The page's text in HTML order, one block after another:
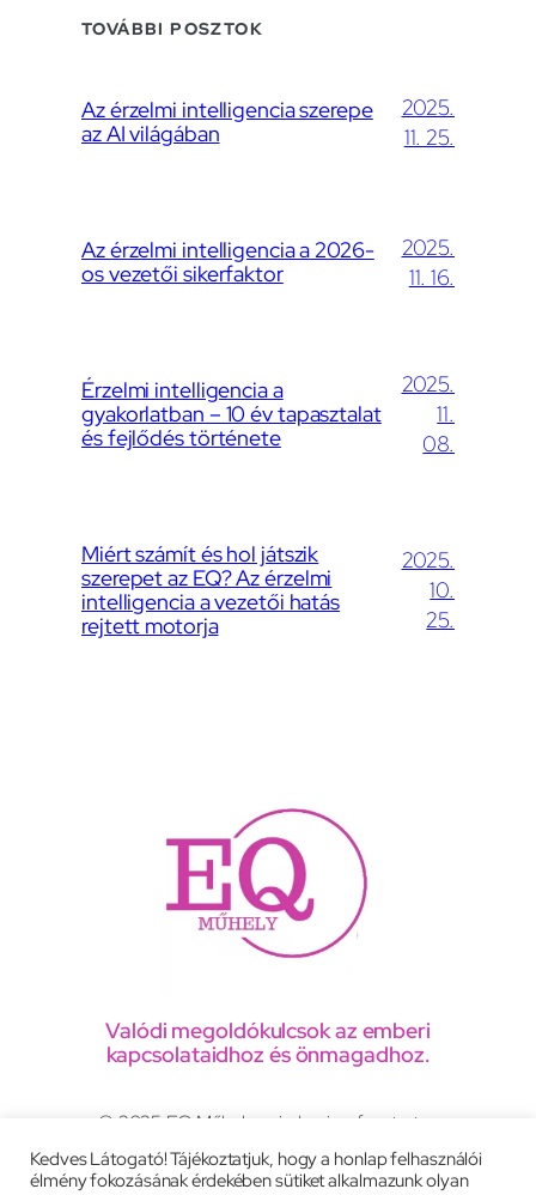
TOVÁBBI POSZTOK
Az érzelmi intelligencia szerepe
az AI világában
2025.
11. 25.
Az érzelmi intelligencia a 2026-
os vezetői sikerfaktor
2025.
11. 16.
Érzelmi intelligencia a
gyakorlatban – 10 év tapasztalat
és fejlődés története
2025.
11.
08.
Miért számít és hol játszik
szerepet az EQ? Az érzelmi
intelligencia a vezetői hatás
rejtett motorja
2025.
10.
25.
Valódi megoldókulcsok az emberi
kapcsolataidhoz és önmagadhoz.
© 2025 EQ Műhely, minden jog fenntartva
Adatkezelési tájékoztató
Kedves Látogató! Tájékoztatjuk, hogy a honlap felhasználói
élmény fokozásának érdekében sütiket alkalmazunk olyan